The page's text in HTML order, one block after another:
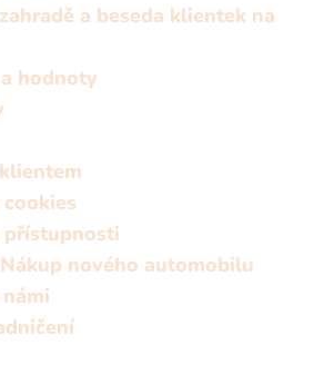
a beseda klientek na
hodnoty
přístupnosti
nového automobilu